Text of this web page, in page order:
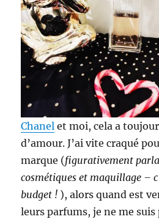
Chanel et moi, cela a
d’amour. J’ai vite craqué
marque (figurativement
cosmétiques et maquillage –
budget ! ), alors quand est
leurs parfums, je ne me